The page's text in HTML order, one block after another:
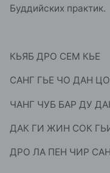
Буддийских практик.
КЬЯБ ДРО СЕМ КЬЕ
САНГ ГЬЕ ЧО ДАН
ЧАНГ ЧУБ БАР ДУ
ДАК ГИ ЖИН СОК
ДРО ЛА ПЕН ЧИР